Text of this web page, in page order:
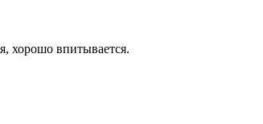
хорошо впитывается.